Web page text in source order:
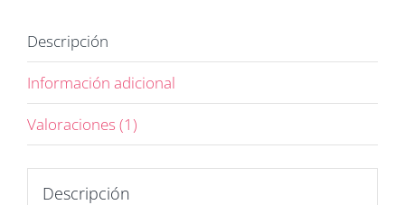
Descripción
Información adicional
Valoraciones (1)
Descripción